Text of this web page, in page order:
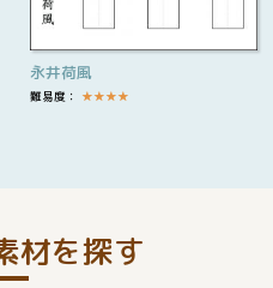
永井荷風
難易度： ★★★★
材を探す